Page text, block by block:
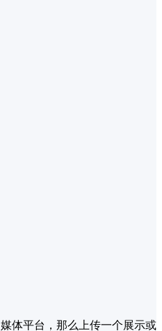
体平台，那么上传一个展示或